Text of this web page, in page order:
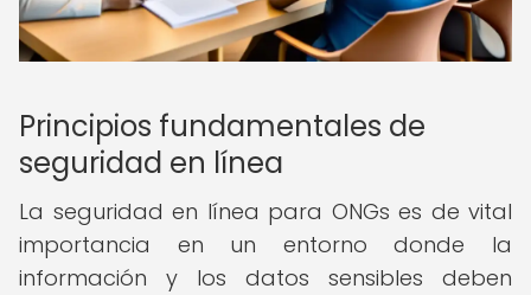
Principios fundamentales de
seguridad en línea
La seguridad en línea para ONGs es de vital
importancia en un entorno donde la
información y los datos sensibles deben